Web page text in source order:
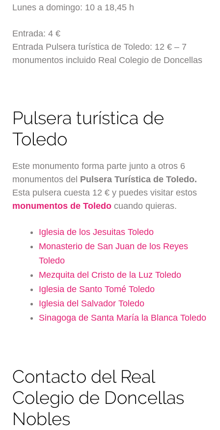
Lunes a domingo: 10 a 18,45 h
Entrada: 4 €
Entrada Pulsera turística de Toledo: 12 € – 7
monumentos incluido Real Colegio de Doncellas
Pulsera turística de
Toledo
Este monumento forma parte junto a otros 6
monumentos del Pulsera Turística de Toledo.
Esta pulsera cuesta 12 € y puedes visitar estos
monumentos de Toledo cuando quieras.
Iglesia de los Jesuitas Toledo
Monasterio de San Juan de los Reyes
Toledo
Mezquita del Cristo de la Luz Toledo
Iglesia de Santo Tomé Toledo
Iglesia del Salvador Toledo
Sinagoga de Santa María la Blanca Toledo
Contacto del Real
Colegio de Doncellas
Nobles